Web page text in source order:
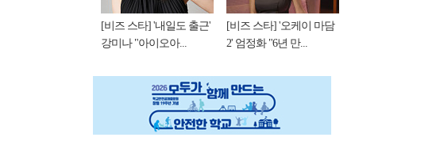
[비즈 스타] '내일도 출근'
강미나 "아이오아...
[비즈 스타] '오케이 마담
2' 엄정화 "6년 만...